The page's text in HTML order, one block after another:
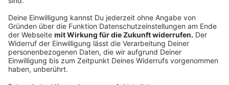
Mitspracherecht
Düsseldorfer Corneliusplatz bald autofrei?
Polizeiaktion gegen Autoposer in Düsseldorf